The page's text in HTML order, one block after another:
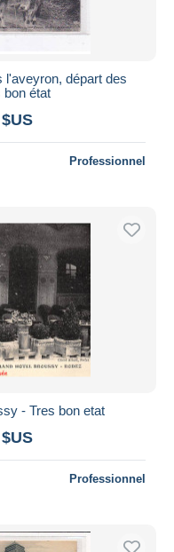
l'aveyron, départ des
bon état
Professionnel
- Tres bon etat
Professionnel